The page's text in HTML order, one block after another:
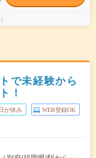
で未経験から
！
が休み WEB登録OK